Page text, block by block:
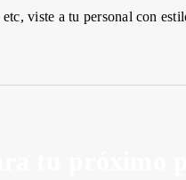
etc, viste a tu personal con